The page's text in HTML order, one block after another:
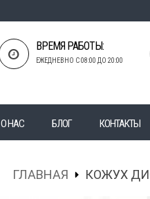
ВРЕМЯ РАБОТЫ:
ЕЖЕДНЕВНО С 08:00 ДО 20:00
О НАС БЛОГ КОНТАКТЫ
ГЛАВНАЯ КОЖУХ